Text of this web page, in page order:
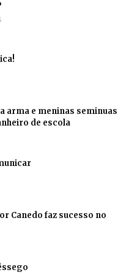
arma e meninas seminuas
de escola
Canedo faz sucesso no